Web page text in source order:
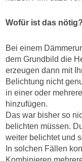
Wofür ist das nötig?
Bei einem
dem Grundbild die
erzeugen dann mit
Belichtung nicht
in einer oder
hinzufügen.
Das war bisher so
belichten müssen.
weiter belichtet und
In solchen Fällen